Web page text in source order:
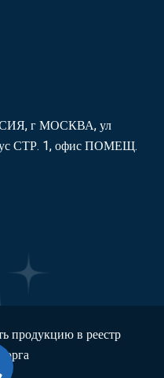
г МОСКВА, ул
СТР. 1, офис ПОМЕЩ.
продукцию в реестр